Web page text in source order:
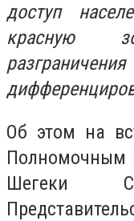
доступ
красную
Об этом на
Полномочным
Шегеки